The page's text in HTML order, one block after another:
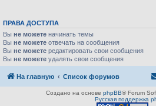
ПРАВА ДОСТУПА
Вы не можете начинать темы
Вы не можете отвечать на сообщения
Вы не можете редактировать свои сообщения
Вы не можете удалять свои сообщения
На главную Список форумов
Создано на основе phpBB® Forum
Русская поддержка